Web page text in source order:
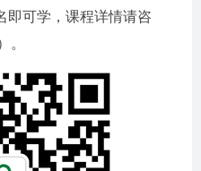
即可学，课程详情请咨